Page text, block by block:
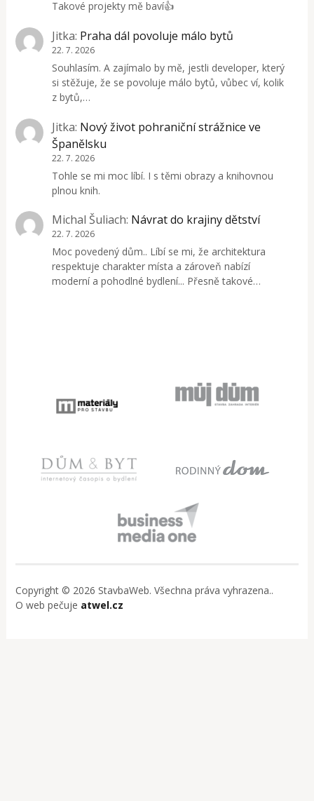
Takové projekty mě baví👍
Jitka: Praha dál povoluje málo bytů
22. 7. 2026
Souhlasím. A zajímalo by mě, jestli developer, který
si stěžuje, že se povoluje málo bytů, vůbec ví, kolik
z bytů,…
Jitka: Nový život pohraniční strážnice ve
Španělsku
22. 7. 2026
Tohle se mi moc líbí. I s těmi obrazy a knihovnou
plnou knih.
Michal Šuliach: Návrat do krajiny dětství
22. 7. 2026
Moc povedený dům.. Líbí se mi, že architektura
respektuje charakter místa a zároveň nabízí
moderní a pohodlné bydlení... Přesně takové…
Copyright © 2026 StavbaWeb. Všechna práva vyhrazena..
O web pečuje atwel.cz